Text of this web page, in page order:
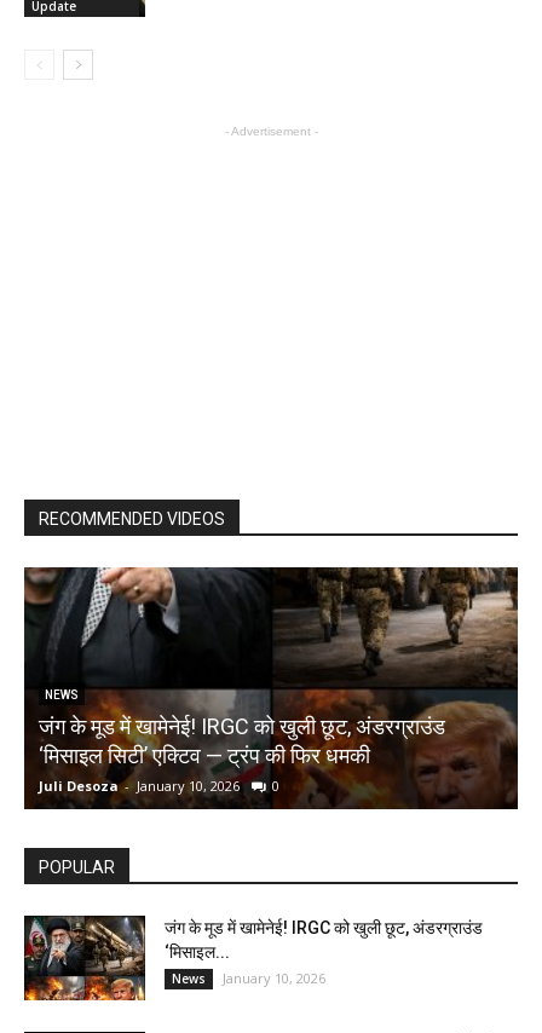
Update
- Advertisement -
RECOMMENDED VIDEOS
NEWS
जंग के मूड में खामेनेई! IRGC को खुली छूट, अंडरग्राउंड
‘मिसाइल सिटी’ एक्टिव — ट्रंप की फिर धमकी
Juli Desoza - January 10, 2026 0
POPULAR
जंग के मूड में खामेनेई! IRGC को खुली छूट, अंडरग्राउंड
‘मिसाइल...
News January 10, 2026